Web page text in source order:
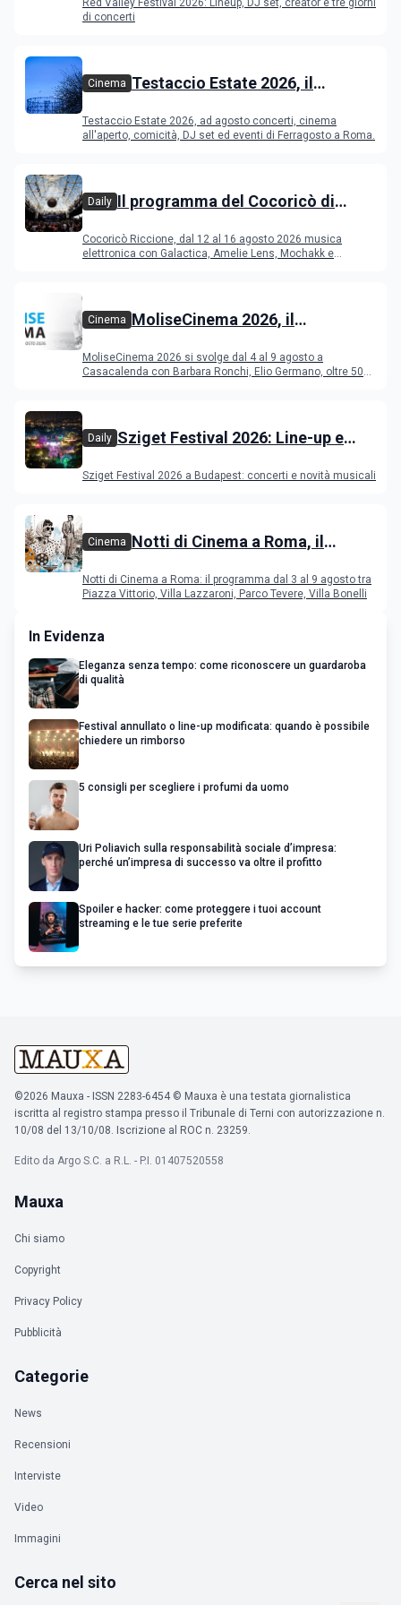
Red Valley Festival 2026: Lineup, DJ set, creator e tre giorni
di concerti
Cinema Testaccio Estate 2026, il
Ferragosto
Testaccio Estate 2026, ad agosto concerti, cinema
all'aperto, comicità, DJ set ed eventi di Ferragosto a Roma.
Daily Il programma del Cocoricò di
Cocoricò Riccione, dal 12 al 16 agosto 2026 musica
elettronica con Galactica, Amelie Lens, Mochakk e
Cinema MoliseCinema 2026, il
MoliseCinema 2026 si svolge dal 4 al 9 agosto a
Casacalenda con Barbara Ronchi, Elio Germano, oltre 50
Daily Sziget Festival 2026: Line-up e
Sziget Festival 2026 a Budapest: concerti e novità musicali
Cinema Notti di Cinema a Roma, il
Notti di Cinema a Roma: il programma dal 3 al 9 agosto tra
Piazza Vittorio, Villa Lazzaroni, Parco Tevere, Villa Bonelli
In Evidenza
Eleganza senza tempo: come riconoscere un guardaroba
di qualità
Festival annullato o line-up modificata: quando è possibile
chiedere un rimborso
5 consigli per scegliere i profumi da uomo
Uri Poliavich sulla responsabilità sociale d’impresa:
perché un’impresa di successo va oltre il profitto
Spoiler e hacker: come proteggere i tuoi account
streaming e le tue serie preferite
©2026 Mauxa - ISSN 2283-6454 © Mauxa è una testata giornalistica
iscritta al registro stampa presso il Tribunale di Terni con autorizzazione n.
10/08 del 13/10/08. Iscrizione al ROC n. 23259.
Edito da Argo S.C. a R.L. - P.I. 01407520558
Mauxa
Chi siamo
Copyright
Privacy Policy
Pubblicità
Categorie
News
Recensioni
Interviste
Video
Immagini
Cerca nel sito